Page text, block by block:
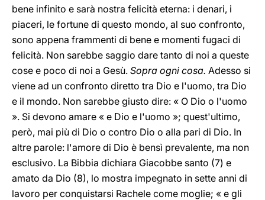
bene infinito e sarà nostra felicità eterna: i denari, i
piaceri, le fortune di questo mondo, al suo confronto,
sono appena frammenti di bene e momenti fugaci di
felicità. Non sarebbe saggio dare tanto di noi a queste
cose e poco di noi a Gesù. Sopra ogni cosa. Adesso si
viene ad un confronto diretto tra Dio e l'uomo, tra Dio
e il mondo. Non sarebbe giusto dire: « O Dio o l'uomo
». Si devono amare « e Dio e l'uomo »; quest'ultimo,
però, mai più di Dio o contro Dio o alla pari di Dio. In
altre parole: l'amore di Dio è bensì prevalente, ma non
esclusivo. La Bibbia dichiara Giacobbe santo (7) e
amato da Dio (8), lo mostra impegnato in sette anni di
lavoro per conquistarsi Rachele come moglie; « e gli